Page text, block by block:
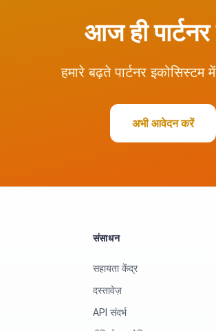
आज ही
हमारे बढ़ते पार्टनर इकोसिस्टम
अभी आवेदन करें
संसाधन
सहायता केंद्र
दस्तावेज़
API संदर्भ